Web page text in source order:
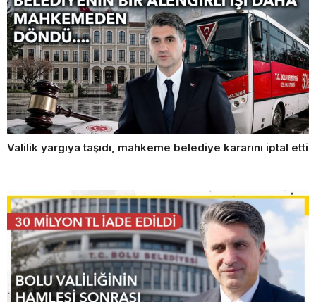
Valilik yargıya taşıdı, mahkeme belediye kararını iptal etti